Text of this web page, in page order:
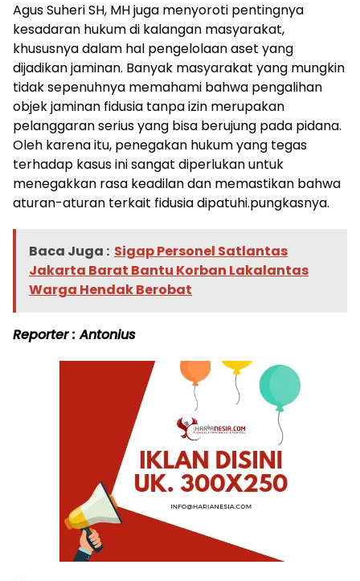
Agus Suheri SH, MH juga menyoroti pentingnya
kesadaran hukum di kalangan masyarakat,
khususnya dalam hal pengelolaan aset yang
dijadikan jaminan. Banyak masyarakat yang mungkin
tidak sepenuhnya memahami bahwa pengalihan
objek jaminan fidusia tanpa izin merupakan
pelanggaran serius yang bisa berujung pada pidana.
Oleh karena itu, penegakan hukum yang tegas
terhadap kasus ini sangat diperlukan untuk
menegakkan rasa keadilan dan memastikan bahwa
aturan-aturan terkait fidusia dipatuhi.pungkasnya.
Baca Juga : Sigap Personel Satlantas
Jakarta Barat Bantu Korban Lakalantas
Warga Hendak Berobat
Reporter : Antonius